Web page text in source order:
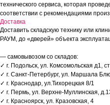
технического сервиса, которая
соответствии с рекомендациями
Доставка
Доставить складскую технику или
РАУМ, до «дверей» объекта
— самовывозом со складов:
✓ г. Подольск, ул. Комсомольская д1,
✓ г. Санкт-Петербург, ул. Маршала
✓ г. Краснодар, ул.Тихорецкая 8/1
✓ г. Пермь, ул. Верхне-Муллинская,
✓ г. Красноярск, ул. Кразовская, 4